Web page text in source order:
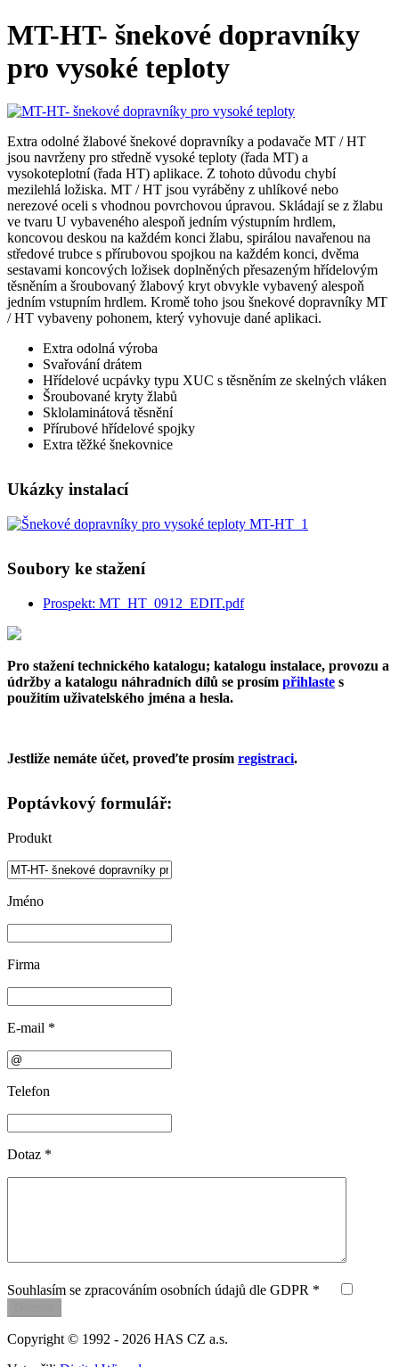
MT-HT- šnekové dopravníky
pro vysoké teploty
Extra odolné žlabové šnekové dopravníky a podavače MT / HT
jsou navrženy pro středně vysoké teploty (řada MT) a
vysokoteplotní (řada HT) aplikace. Z tohoto důvodu chybí
mezilehlá ložiska. MT / HT jsou vyráběny z uhlíkové nebo
nerezové oceli s vhodnou povrchovou úpravou. Skládají se z žlabu
ve tvaru U vybaveného alespoň jedním výstupním hrdlem,
koncovou deskou na každém konci žlabu, spirálou navařenou na
středové trubce s přírubovou spojkou na každém konci, dvěma
sestavami koncových ložisek doplněných přesazeným hřídelovým
těsněním a šroubovaný žlabový kryt obvykle vybavený alespoň
jedním vstupním hrdlem. Kromě toho jsou šnekové dopravníky MT
/ HT vybaveny pohonem, který vyhovuje dané aplikaci.
Extra odolná výroba
Svařování drátem
Hřídelové ucpávky typu XUC s těsněním ze skelných vláken
Šroubované kryty žlabů
Sklolaminátová těsnění
Přírubové hřídelové spojky
Extra těžké šnekovnice
Ukázky instalací
Soubory ke stažení
Prospekt: MT_HT_0912_EDIT.pdf
Pro stažení technického katalogu; katalogu instalace, provozu a
údržby a katalogu náhradních dílů se prosím přihlaste s
použitím uživatelského jména a hesla.
Jestliže nemáte účet, proveďte prosím registraci.
Poptávkový formulář:
Produkt
Jméno
Firma
E-mail *
Telefon
Dotaz *
Souhlasím se zpracováním osobních údajů dle GDPR *
Copyright © 1992 - 2026 HAS CZ a.s.